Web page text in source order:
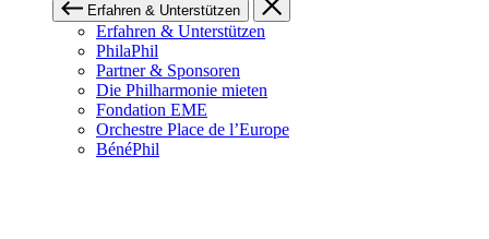
Erfahren & Unterstützen
Erfahren & Unterstützen
PhilaPhil
Partner & Sponsoren
Die Philharmonie mieten
Fondation EME
Orchestre Place de l’Europe
BénéPhil